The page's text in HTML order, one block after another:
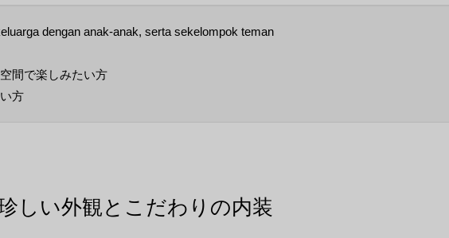
dengan anak-anak, serta sekelompok teman
間で楽しみたい方
方
しい外観とこだわりの内装